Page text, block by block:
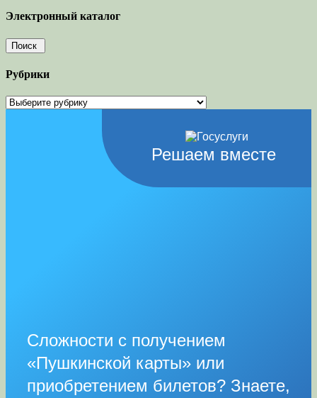
Электронный каталог
Рубрики
Рубрики
Решаем вместе
Сложности с получением
«Пушкинской карты» или
приобретением билетов? Знаете,